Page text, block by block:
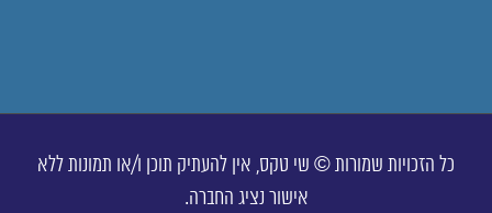
כל הזכויות שמורות © שי טקס, אין להעתיק תוכן ו/או תמונות ללא
אישור נציג החברה.